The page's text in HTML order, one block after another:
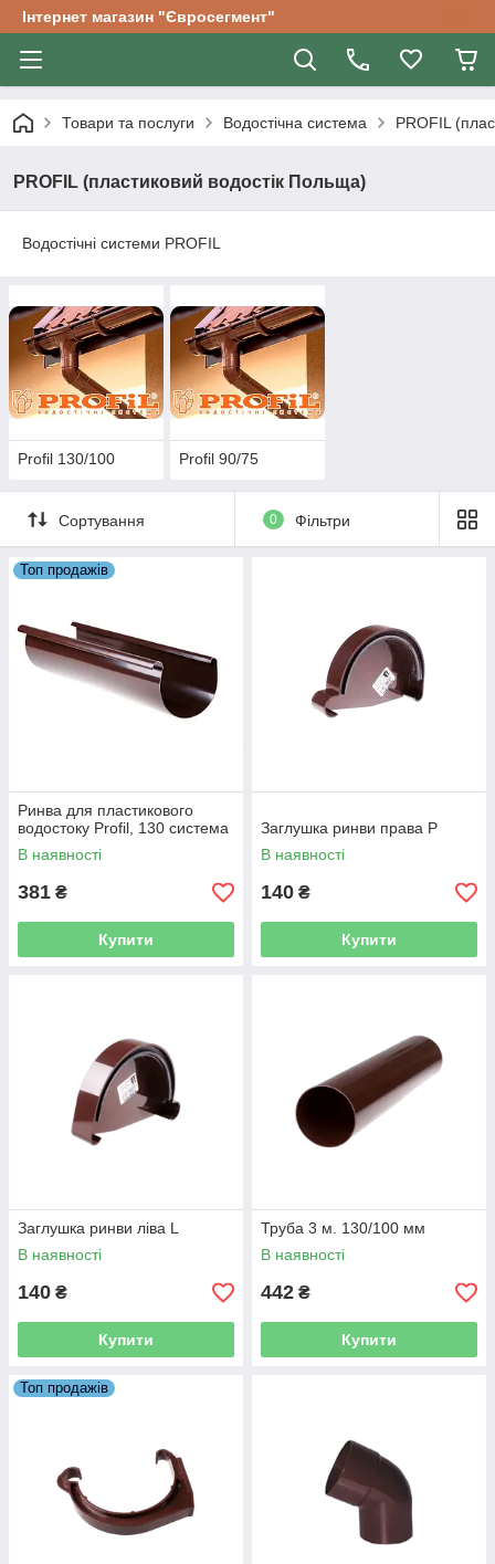
Інтернет магазин "Євросегмент"
Товари та послуги Водостічна система PROFIL
PROFIL (пластиковий водостік Польща)
Водостічні системи PROFIL
Profil 130/100 Profil 90/75
Сортування 0 Фільтри
Топ продажів
Ринва для пластикового
водостоку Profil, 130 система
В наявності
381 ₴
Купити
Заглушка ринви права P
В наявності
140 ₴
Купити
Заглушка ринви ліва L
В наявності
140 ₴
Купити
Труба 3 м. 130/100 мм
В наявності
442 ₴
Купити
Топ продажів